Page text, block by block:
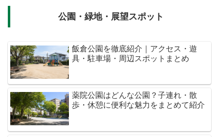
公園・緑地・展望スポット
飯倉公園を徹底紹介｜アクセス・遊
具・駐車場・周辺スポットまとめ
薬院公園はどんな公園？子連れ・散
歩・休憩に便利な魅力をまとめて紹介